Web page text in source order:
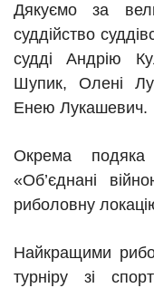
Дякуємо за
суддійство
судді Андрію
Шупик, Олені
Енею Лукашевич.
Окрема
«Об’єднані
риболовну
Найкращими
турніру зі